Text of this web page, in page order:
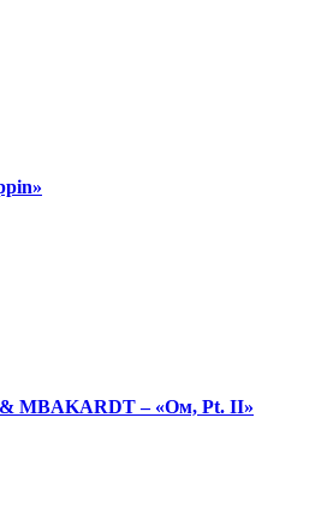
& MBAKARDT – «Ом, Pt. II»